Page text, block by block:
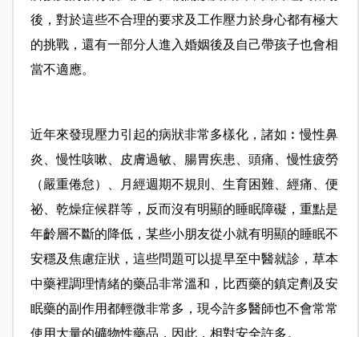
後，對於這些不合理的要求及工作壓力於身心都有極大
的挑戰，還有一部分人進入婚姻後及自己帶孩子也會相
當不適應。
近年來發現壓力引起的病狀非常多樣化，諸如︰慢性鼻
炎 、慢性咳嗽、皮膚過敏、腸胃疾患、頭痛、慢性疲勞
（嚴重倦怠）、月經週期不規則、生育困難、經痛、便
祕、乾燥症候群等，反而沒有明顯的睡眠障礙，重點是
年齡層不斷的降低，某些小朋友從小就有明顯的睡眠不
安穩及焦慮症狀，這些問題可以提早至中醫就診，草本
中藥裡調理情緒的藥品非常溫和，比西藥的鎮定劑及安
眠藥的副作用都輕微非常多，現今許多醫師也不會常常
使用大量的礦物性藥品，因此，相對安全許多。